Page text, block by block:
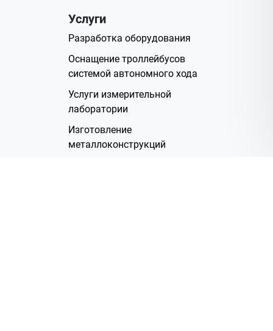
Услуги
Разработка оборудования
Оснащение троллейбусов
системой автономного хода
Услуги измерительной
лаборатории
Изготовление
металлоконструкций